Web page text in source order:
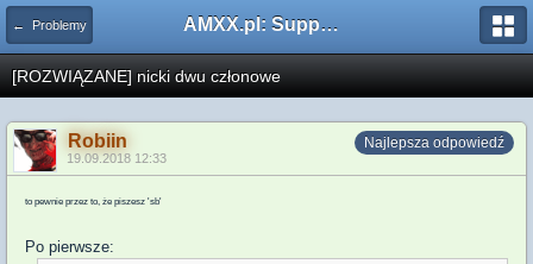
← Problemy AMXX.pl: Support AMX Mod X i SourceMod
[ROZWIĄZANE] nicki dwu członowe
Najlepsza odpowiedź
Robiin
19.09.2018 12:33
to pewnie przez to, że piszesz 'sb'
Po pierwsze: